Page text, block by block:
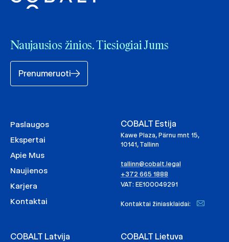
Naujausios žinios. Tiesiogiai Jums
Prenumeruoti
Paslaugos
Ekspertai
Apie Mus
Naujienos
Karjera
Kontaktai
COBALT Estija
Kawe Plaza, Pärnu mnt 15,
10141, Tallinn
tallinn@cobalt.legal
+372 665 1888
VAT: EE100049291
Kontaktai žiniasklaidai:
COBALT Latvija COBALT Lietuva